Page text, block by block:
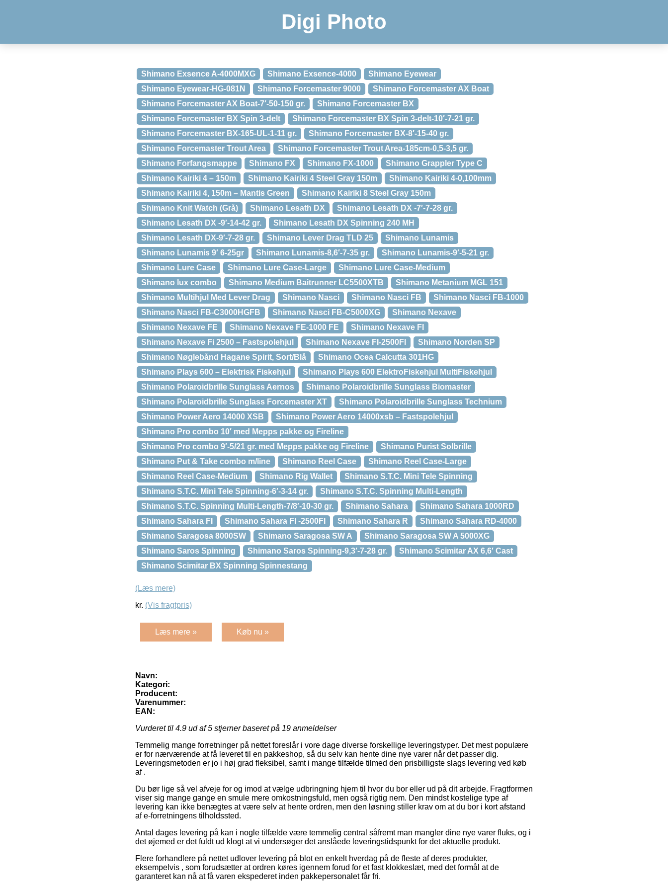
Digi Photo
Shimano Exsence A-4000MXG Shimano Exsence-4000
Shimano Eyewear
Shimano Eyewear-HG-081N
Shimano Forcemaster 9000
Shimano Forcemaster AX Boat
Shimano Forcemaster AX Boat-7′-50-150 gr.
Shimano Forcemaster BX
Shimano Forcemaster BX Spin 3-delt
Shimano Forcemaster BX Spin 3-delt-10′-7-21 gr.
Shimano Forcemaster BX-165-UL-1-11 gr.
Shimano Forcemaster BX-8′-15-40 gr.
Shimano Forcemaster Trout Area
Shimano Forcemaster Trout Area-185cm-0,5-3,5 gr.
Shimano Forfangsmappe
Shimano FX Shimano FX-1000
Shimano Grappler Type C
Shimano Kairiki 4 – 150m
Shimano Kairiki 4 Steel Gray 150m
Shimano Kairiki 4-0,100mm
Shimano Kairiki 4, 150m – Mantis Green
Shimano Kairiki 8 Steel Gray 150m
Shimano Knit Watch (Grå)
Shimano Lesath DX
Shimano Lesath DX -7′-7-28 gr.
Shimano Lesath DX -9′-14-42 gr.
Shimano Lesath DX Spinning 240 MH
Shimano Lesath DX-9′-7-28 gr.
Shimano Lever Drag TLD 25
Shimano Lunamis
Shimano Lunamis 9′ 6-25gr
Shimano Lunamis-8,6′-7-35 gr.
Shimano Lunamis-9′-5-21 gr.
Shimano Lure Case
Shimano Lure Case-Large
Shimano Lure Case-Medium
Shimano lux combo
Shimano Medium Baitrunner LC5500XTB
Shimano Metanium MGL 151
Shimano Multihjul Med Lever Drag
Shimano Nasci Shimano Nasci FB
Shimano Nasci FB-1000
Shimano Nasci FB-C3000HGFB
Shimano Nasci FB-C5000XG
Shimano Nexave
Shimano Nexave FE
Shimano Nexave FE-1000 FE
Shimano Nexave FI
Shimano Nexave Fi 2500 – Fastspolehjul
Shimano Nexave FI-2500FI
Shimano Norden SP
Shimano Nøglebånd Hagane Spirit, Sort/Blå
Shimano Ocea Calcutta 301HG
Shimano Plays 600 – Elektrisk Fiskehjul
Shimano Plays 600 ElektroFiskehjul MultiFiskehjul
Shimano Polaroidbrille Sunglass Aernos
Shimano Polaroidbrille Sunglass Biomaster
Shimano Polaroidbrille Sunglass Forcemaster XT
Shimano Polaroidbrille Sunglass Technium
Shimano Power Aero 14000 XSB
Shimano Power Aero 14000xsb – Fastspolehjul
Shimano Pro combo 10′ med Mepps pakke og Fireline
Shimano Pro combo 9′-5/21 gr. med Mepps pakke og Fireline
Shimano Purist Solbrille
Shimano Put & Take combo m/line
Shimano Reel Case
Shimano Reel Case-Large
Shimano Reel Case-Medium
Shimano Rig Wallet
Shimano S.T.C. Mini Tele Spinning
Shimano S.T.C. Mini Tele Spinning-6′-3-14 gr.
Shimano S.T.C. Spinning Multi-Length
Shimano S.T.C. Spinning Multi-Length-7/8′-10-30 gr.
Shimano Sahara
Shimano Sahara 1000RD
Shimano Sahara FI
Shimano Sahara FI -2500FI Shimano Sahara R
Shimano Sahara RD-4000
Shimano Saragosa 8000SW
Shimano Saragosa SW A
Shimano Saragosa SW A 5000XG
Shimano Saros Spinning
Shimano Saros Spinning-9,3′-7-28 gr.
Shimano Scimitar AX 6,6′ Cast
Shimano Scimitar BX Spinning Spinnestang
(Læs mere)
kr. (Vis fragtpris)
Læs mere » Køb nu »
Navn:
Kategori:
Producent:
Varenummer:
EAN:
Vurderet til 4.9 ud af 5 stjerner baseret på 19 anmeldelser
Temmelig mange forretninger på nettet foreslår i vore dage diverse forskellige leveringstyper. Det mest populære
er for nærværende at få leveret til en pakkeshop, så du selv kan hente dine nye varer når det passer dig.
Leveringsmetoden er jo i høj grad fleksibel, samt i mange tilfælde tilmed den prisbilligste slags levering ved køb
af .
Du bør lige så vel afveje for og imod at vælge udbringning hjem til hvor du bor eller ud på dit arbejde. Fragtformen
viser sig mange gange en smule mere omkostningsfuld, men også rigtig nem. Den mindst kostelige type af
levering kan ikke benægtes at være selv at hente ordren, men den løsning stiller krav om at du bor i kort afstand
af e-forretningens tilholdssted.
Antal dages levering på kan i nogle tilfælde være temmelig central såfremt man mangler dine nye varer fluks, og i
det øjemed er det fuldt ud klogt at vi undersøger det anslåede leveringstidspunkt for det aktuelle produkt.
Flere forhandlere på nettet udlover levering på blot en enkelt hverdag på de fleste af deres produkter,
eksempelvis , som forudsætter at ordren køres igennem forud for et fast klokkeslæt, med det formål at de
garanteret kan nå at få varen ekspederet inden pakkepersonalet får fri.